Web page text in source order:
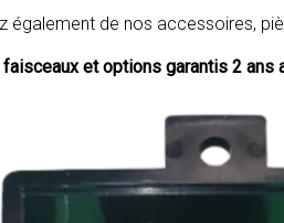
également de nos accessoires,
faisceaux et options garantis 2 ans